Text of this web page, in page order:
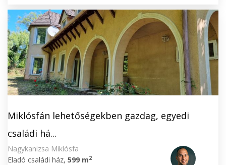
Miklósfán lehetőségekben gazdag, egyedi
családi há...
Nagykanizsa Miklósfa
Eladó családi ház, 599 m2